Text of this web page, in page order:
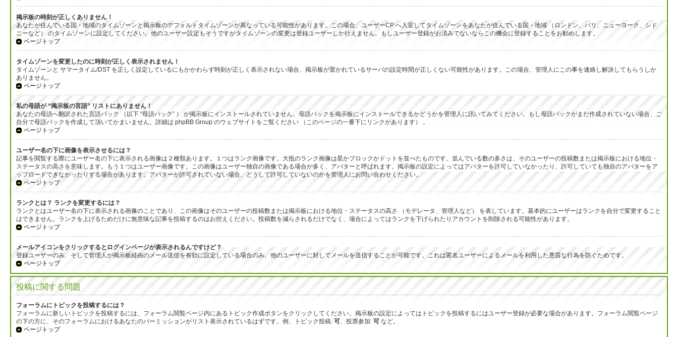
掲示板の時刻が正しくありません！
あなたが住んでいる国・地域のタイムゾーンと掲示板のデフォルトタイムゾーンが異なっている可能性があります。この場合、ユーザーCP へ入室してタイムゾーンをあなたが住んでいる国・地域 （ロンドン、パリ、ニューヨーク、シド
ニーなど） のタイムゾーンに設定してください。他のユーザー設定もそうですがタイムゾーンの変更は登録ユーザーしか行えません。もしユーザー登録がお済みでないならこの機会に登録することをお勧めします。
ページトップ
タイムゾーンを変更したのに時刻が正しく表示されません！
タイムゾーンと サマータイム/DST を正しく設定しているにもかかわらず時刻が正しく表示されない場合、掲示板が置かれているサーバの設定時間が正しくない可能性があります。この場合、管理人にこの事を連絡し解決してもらうしか
ありません。
ページトップ
私の母語が “掲示板の言語” リストにありません！
あなたの母語へ翻訳された言語パック （以下 “母語パック” ） が掲示板にインストールされていません。母語パックを掲示板にインストールできるかどうかを管理人に訊いてみてください。もし母語パックがまだ作成されていない場合、ご
自分で母語パックを作成して頂いてかまいません。詳細は phpBB Group のウェブサイトをご覧ください （このページの一番下にリンクがあります） 。
ページトップ
ユーザー名の下に画像を表示させるには？
記事を閲覧する際にユーザー名の下に表示される画像は２種類あります。１つはランク画像です。大抵のランク画像は星かブロックかドットを並べたものです。並んでいる数の多さは、そのユーザーの投稿数または掲示板における地位・
ステータスの高さを意味します。もう１つはユーザー画像です。この画像はユーザー独自の画像である場合が多く、アバターと呼ばれます。掲示板の設定によってはアバターを許可していなかったり、許可していても独自のアバターをア
ップロードできなかったりする場合があります。アバターが許可されていない場合、どうして許可していないのかを管理人にお問い合わせください。
ページトップ
ランクとは？ ランクを変更するには？
ランクとはユーザー名の下に表示される画像のことであり、この画像はそのユーザーの投稿数または掲示板における地位・ステータスの高さ （モデレータ、管理人など） を表しています。基本的にユーザーはランクを自分で変更すること
はできません。ランクを上げるためだけに無意味な記事を投稿するのはお控えください。投稿数を減らされるだけでなく、場合によってはランクを下げられたりアカウントを削除される可能性があります。
ページトップ
メールアイコンをクリックするとログインページが表示されるんですけど？
登録ユーザーのみ、そして管理人が掲示板経由のメール送信を有効に設定している場合のみ、他のユーザーに対してメールを送信することが可能です。これは匿名ユーザーによるメールを利用した悪質な行為を防ぐためです。
ページトップ
投稿に関する問題
フォーラムにトピックを投稿するには？
フォーラムに新しいトピックを投稿するには、フォーラム閲覧ページ内にあるトピック作成ボタンをクリックしてください。掲示板の設定によってはトピックを投稿するにはユーザー登録が必要な場合があります。フォーラム閲覧ページ
の下の方に、そのフォーラムにおけるあなたのパーミッションがリスト表示されているはずです。例、トピック投稿: 可、投票参加: 可 など。
ページトップ